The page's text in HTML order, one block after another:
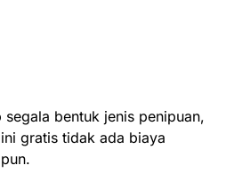
bentuk jenis penipuan,
gratis tidak ada biaya